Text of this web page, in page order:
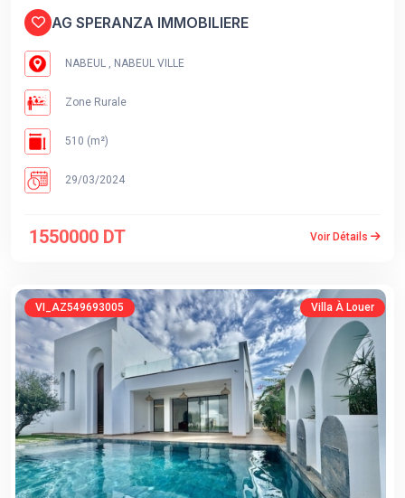
AG SPERANZA IMMOBILIERE
NABEUL , NABEUL VILLE
Zone Rurale
510 (m²)
29/03/2024
1550000 DT Voir Détails
VI_AZ549693005 Villa À Louer